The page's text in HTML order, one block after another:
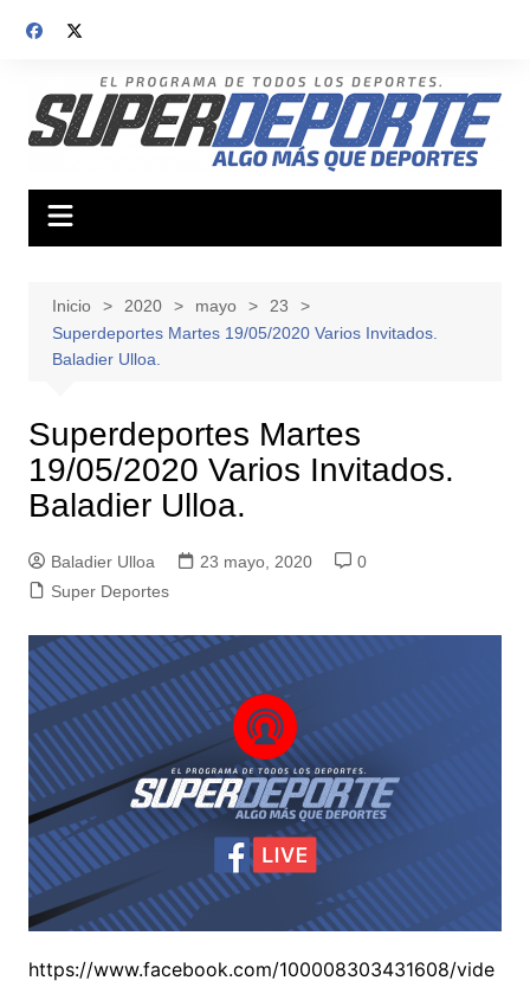
Inicio 2020 mayo
23
Superdeportes Martes 19/05/2020 Varios Invitados.
Baladier Ulloa.
Superdeportes Martes
19/05/2020 Varios Invitados.
Baladier Ulloa.
Baladier Ulloa 23 mayo, 2020
0
Super Deportes
https://www.facebook.com/100008303431608/vide